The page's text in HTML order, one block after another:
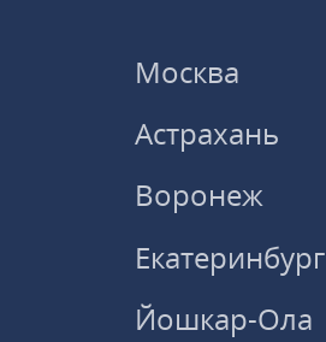
Москва
Астрахань
Воронеж
Екатеринбург
Йошкар-Ола